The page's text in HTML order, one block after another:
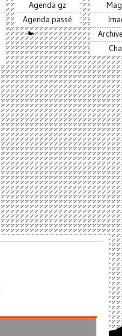
Agenda gz
Agenda passé